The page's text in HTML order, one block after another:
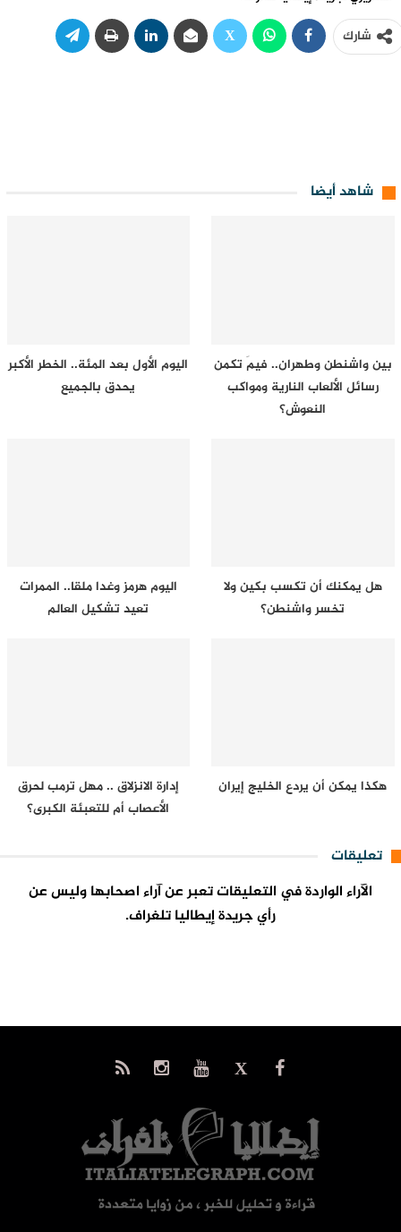
شارك
شاهد أيضا
بين واشنطن وطهران.. فيمَ تكمن
رسائل الألعاب النارية ومواكب
النعوش؟
اليوم الأول بعد المئة.. الخطر الأكبر
يحدق بالجميع
هل يمكنك أن تكسب بكين ولا
تخسر واشنطن؟
اليوم هرمز وغدا ملقا.. الممرات
تعيد تشكيل العالم
هكذا يمكن أن يردع الخليج إيران
إدارة الانزلاق .. مهل ترمب لحرق
الأعصاب أم للتعبئة الكبرى؟
تعليقات
الآراء الواردة في التعليقات تعبر عن آراء اصحابها وليس عن
رأي جريدة إيطاليا تلغراف.